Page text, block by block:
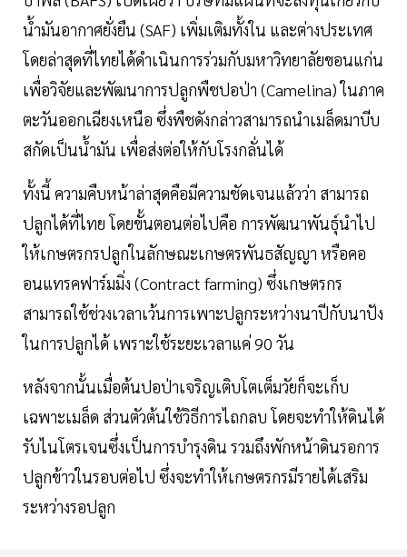
นํ้ามันอากาศยั่งยืน (SAF) เพิ่มเติมทั้งใน และต่างประเทศ
โดยล่าสุดที่ไทยได้ดำเนินการร่วมกับมหาวิทยาลัยขอนแก่น
เพื่อวิจัยและพัฒนาการปลูกพืชปอป่า (Camelina) ในภาค
ตะวันออกเฉียงเหนือ ซึ่งพืชดังกล่าวสามารถนำเมล็ดมาบีบ
สกัดเป็นนํ้ามัน เพื่อส่งต่อให้กับโรงกลั่นได้
ทั้งนี้ ความคืบหน้าล่าสุดคือมีความชัดเจนแล้วว่า สามารถ
ปลูกได้ที่ไทย โดยขั้นตอนต่อไปคือ การพัฒนาพันธุ์นำไป
ให้เกษตรกรปลูกในลักษณะเกษตรพันธสัญญา หรือคอ
อนแทรคฟาร์มมิ่ง (Contract farming) ซึ่งเกษตรกร
สามารถใช้ช่วงเวลาเว้นการเพาะปลูกระหว่างนาปีกับนาปัง
ในการปลูกได้ เพราะใช้ระยะเวลาแค่ 90 วัน
หลังจากนั้นเมื่อต้นปอป่าเจริญเติบโตเต็มวัยก็จะเก็บ
เฉพาะเมล็ด ส่วนตัวต้นใช้วิธีการไถกลบ โดยจะทำให้ดินได้
รับไนโตรเจนซึ่งเป็นการบำรุงดิน รวมถึงพักหน้าดินรอการ
ปลูกข้าวในรอบต่อไป ซึ่งจะทำให้เกษตรกรมีรายได้เสริม
ระหว่างรอปลูก